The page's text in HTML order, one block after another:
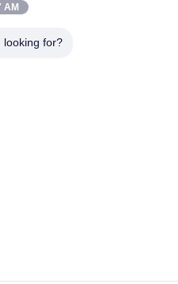
AM
looking for?